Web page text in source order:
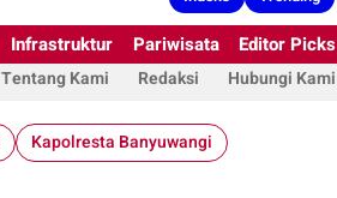
Infrastruktur Pariwisata Editor Picks
Tentang Kami Redaksi Hubungi Kami
Kapolresta Banyuwangi